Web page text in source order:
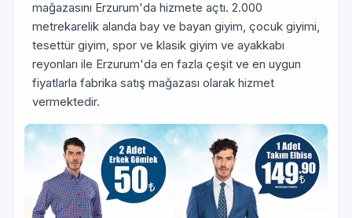
mağazasını Erzurum'da hizmete açtı. 2.000
metrekarelik alanda bay ve bayan giyim, çocuk giyimi,
tesettür giyim, spor ve klasik giyim ve ayakkabı
reyonları ile Erzurum'da en fazla çeşit ve en uygun
fiyatlarla fabrika satış mağazası olarak hizmet
vermektedir.